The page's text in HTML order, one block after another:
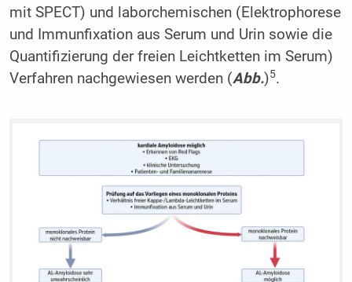
mit SPECT) und laborchemischen (Elektrophorese
und Immunfixation aus Serum und Urin sowie die
Quantifizierung der freien Leichtketten im Serum)
Verfahren nachgewiesen werden (Abb.)5.